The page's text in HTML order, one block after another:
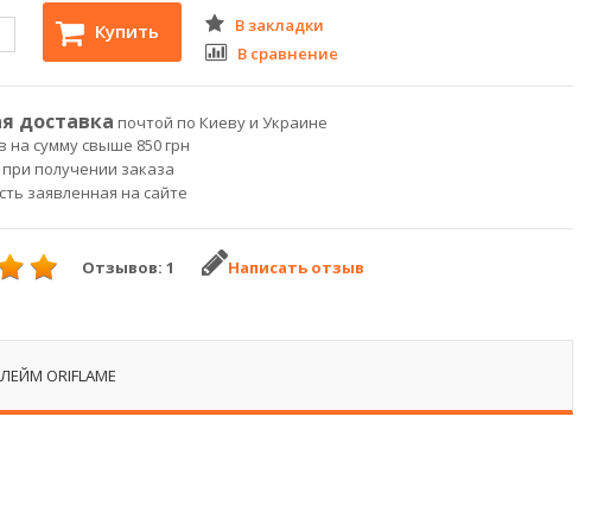
Купить
В закладки
В сравнение
доставка почтой по Киеву и Украине
на сумму свыше 850 грн
получении заказа
заявленная на сайте
Отзывов: 1 Написать отзыв
ORIFLAME